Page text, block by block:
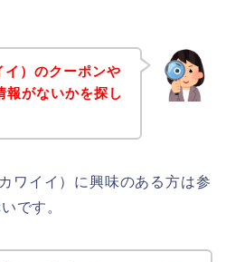
）のクーポンや
報がないかを探し
ワイイ）に興味のある方は参
です。